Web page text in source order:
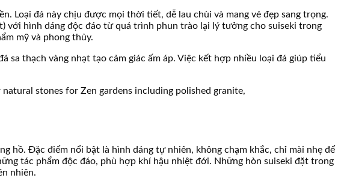
Loại đá này chịu được mọi thời tiết, dễ lau chùi và mang vẻ đẹp sang trọng.
với hình dáng độc đáo từ quá trình phun trào lại lý tưởng cho suiseki trong
mỹ và phong thủy.
thạch vàng nhạt tạo cảm giác ấm áp. Việc kết hợp nhiều loại đá giúp tiểu
hồ. Đặc điểm nổi bật là hình dáng tự nhiên, không chạm khắc, chỉ mài nhẹ để
tác phẩm độc đáo, phù hợp khí hậu nhiệt đới. Những hòn suiseki đặt trong
nhiên.